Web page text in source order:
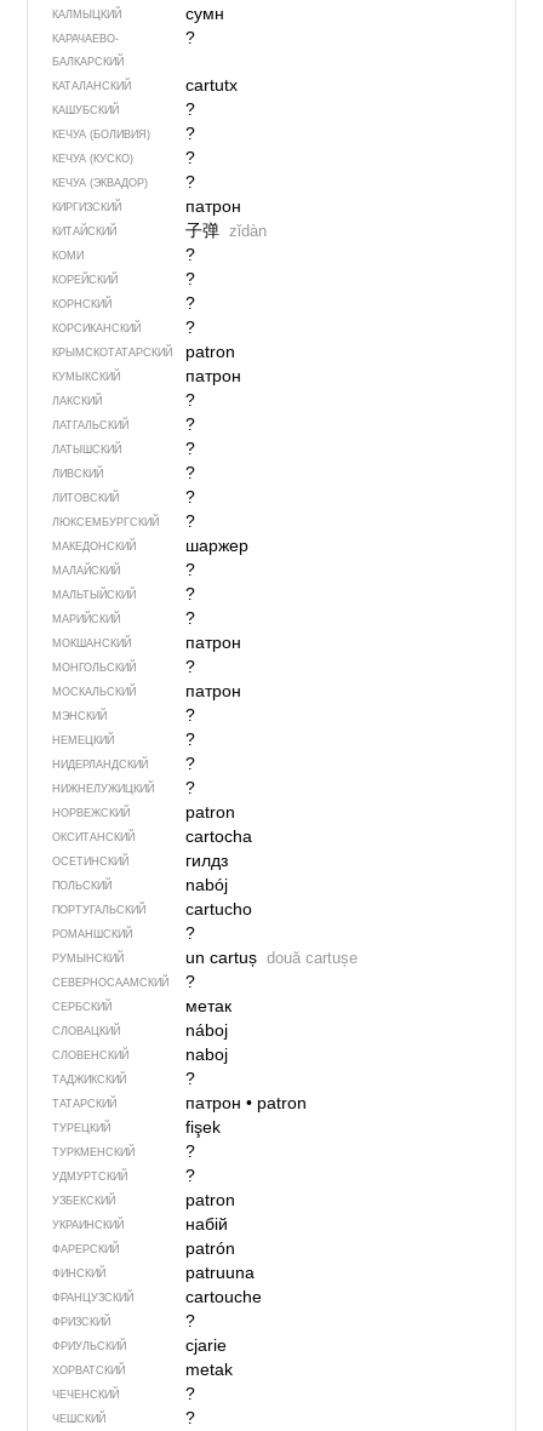
КАЛМЫЦКИЙ сумн
КАРАЧАЕВО-
БАЛКАРСКИЙ
?
КАТАЛАНСКИЙ cartutx
КАШУБСКИЙ ?
КЕЧУА (БОЛИВИЯ) ?
КЕЧУА (КУСКО) ?
КЕЧУА (ЭКВАДОР) ?
КИРГИЗСКИЙ патрон
КИТАЙСКИЙ 子弹 zǐdàn
КОМИ ?
КОРЕЙСКИЙ ?
КОРНСКИЙ ?
КОРСИКАНСКИЙ ?
КРЫМСКО­ТАТАРСКИЙ patron
КУМЫКСКИЙ патрон
ЛАКСКИЙ ?
ЛАТГАЛЬСКИЙ ?
ЛАТЫШСКИЙ ?
ЛИВСКИЙ ?
ЛИТОВСКИЙ ?
ЛЮКСЕМБУРГСКИЙ ?
МАКЕДОНСКИЙ шаржер
МАЛАЙСКИЙ ?
МАЛЬТЫЙСКИЙ ?
МАРИЙСКИЙ ?
МОКШАНСКИЙ патрон
МОНГОЛЬСКИЙ ?
МОСКАЛЬСКИЙ патрон
МЭНСКИЙ ?
НЕМЕЦКИЙ ?
НИДЕРЛАНДСКИЙ ?
НИЖНЕЛУЖИЦКИЙ ?
НОРВЕЖСКИЙ patron
ОКСИТАНСКИЙ cartocha
ОСЕТИНСКИЙ гилдз
ПОЛЬСКИЙ nabój
ПОРТУГАЛЬСКИЙ cartucho
РОМАНШСКИЙ ?
РУМЫНСКИЙ un cartuș două cartușe
СЕВЕР­НО­СА­АМ­СКИЙ ?
СЕРБСКИЙ метак
СЛОВАЦКИЙ náboj
СЛОВЕНСКИЙ naboj
ТАДЖИКСКИЙ ?
ТАТАРСКИЙ патрон• patron
ТУРЕЦКИЙ fişek
ТУРКМЕНСКИЙ ?
УДМУРТСКИЙ ?
УЗБЕКСКИЙ patron
УКРАИНСКИЙ набій
ФАРЕРСКИЙ patrón
ФИНСКИЙ patruuna
ФРАНЦУЗСКИЙ cartouche
ФРИЗСКИЙ ?
ФРИУЛЬСКИЙ cjarie
ХОРВАТСКИЙ metak
ЧЕЧЕНСКИЙ ?
ЧЕШСКИЙ ?